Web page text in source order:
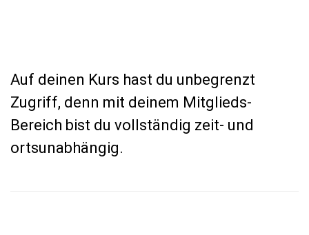
Auf deinen Kurs hast du unbegrenzt
Zugriff, denn mit deinem Mitglieds-
Bereich bist du vollständig zeit- und
ortsunabhängig.